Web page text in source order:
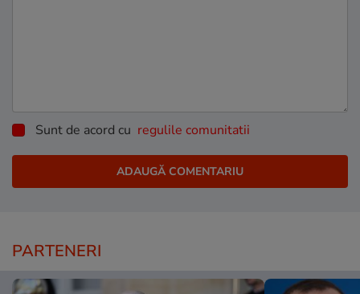
Sunt de acord cu regulile comunitatii
PARTENERI